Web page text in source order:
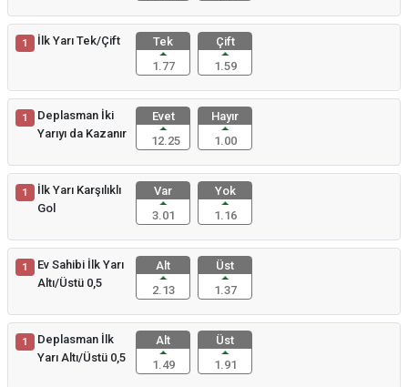
1 İlk Yarı Tek/Çift
Tek
1.77
Çift
1.59
1
Deplasman İki
Yarıyı da Kazanır
Evet
12.25
Hayır
1.00
1
İlk Yarı Karşılıklı
Gol
Var
3.01
Yok
1.16
1
Ev Sahibi İlk Yarı
Altı/Üstü 0,5
Alt
2.13
Üst
1.37
1
Deplasman İlk
Yarı Altı/Üstü 0,5
Alt
1.49
Üst
1.91